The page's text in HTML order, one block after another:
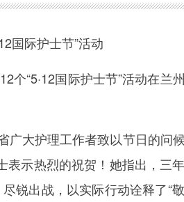
国际护士节”活动
个“5·12国际护士节”活动在兰
大护理工作者致以节日的问
表示热烈的祝贺！她指出，三
锐出战，以实际行动诠释了“